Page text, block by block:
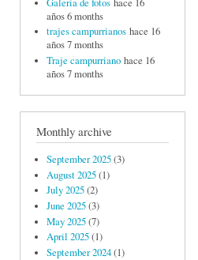
años 6 months
trajes campurrianos hace 16
años 7 months
Traje campurriano hace 16
años 7 months
Monthly archive
September 2025(3)
August 2025(1)
July 2025(2)
June 2025(3)
May 2025(7)
April 2025(1)
September 2024(1)